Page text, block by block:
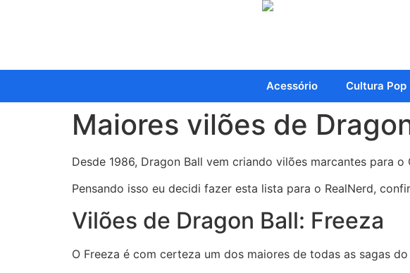
Acessório Cultura Pop
Maiores vilões de
Desde 1986, Dragon Ball vem criando vilões marcantes para
Pensando isso eu decidi fazer esta lista para o RealNerd,
Vilões de Dragon Ball: Freeza
O Freeza é com certeza um dos maiores de todas as sagas